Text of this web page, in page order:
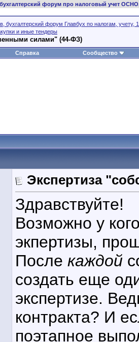
форум про налоговый учет
бухгалтерский форум Главбух по налогам, учету,
и иные тендеры
силами" (44-ФЗ)
Справка Сообщество
Экспертиза
Здравствуйте!
Возможно у
экпертизы,
После каждой
создать еще
экспертизе.
контракта? И
поэтапное